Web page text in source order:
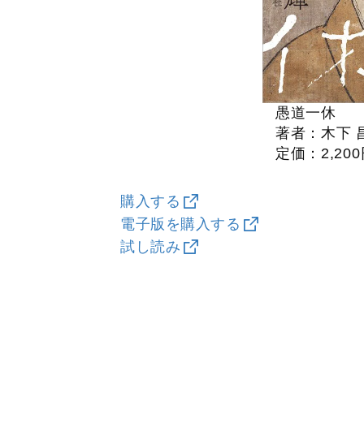
愚道一休
著者：木下
定価：
購入する
電子版を購入する
試し読み